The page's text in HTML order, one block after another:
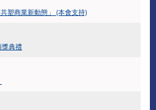
塑商業新動態」 (本會支持)
獎典禮